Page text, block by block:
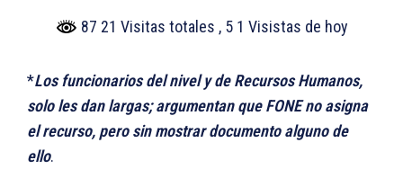
87 21 Visitas totales , 5 1 Visistas de hoy
*Los funcionarios del nivel y de Recursos Humanos,
solo les dan largas; argumentan que FONE no asigna
el recurso, pero sin mostrar documento alguno de
ello.